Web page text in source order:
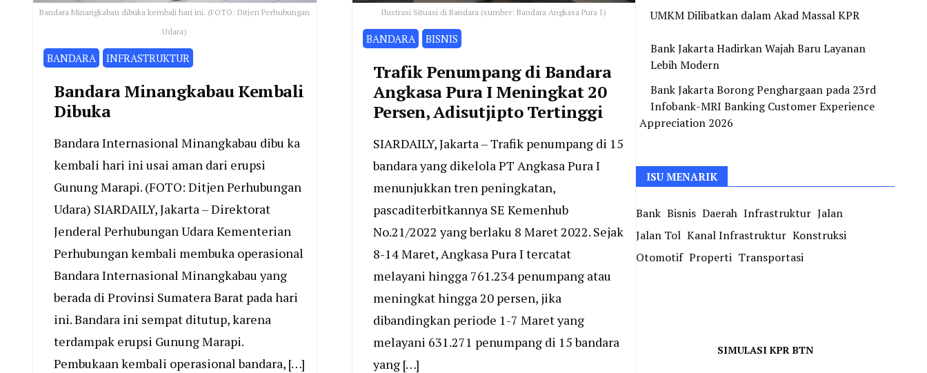
Bandara Minangkabau dibuka kembali hari ini. (FOTO: Ditjen Perhubungan
Udara)
BANDARA INFRASTRUKTUR
Bandara Minangkabau Kembali
Dibuka
Bandara Internasional Minangkabau dibu ka
kembali hari ini usai aman dari erupsi
Gunung Marapi. (FOTO: Ditjen Perhubungan
Udara) SIARDAILY, Jakarta – Direktorat
Jenderal Perhubungan Udara Kementerian
Perhubungan kembali membuka operasional
Bandara Internasional Minangkabau yang
berada di Provinsi Sumatera Barat pada hari
ini. Bandara ini sempat ditutup, karena
terdampak erupsi Gunung Marapi.
Pembukaan kembali operasional bandara, […]
Ilustrasi Situasi di Bandara (sumber: Bandara Angkasa Pura I)
BANDARA BISNIS
Trafik Penumpang di Bandara
Angkasa Pura I Meningkat 20
Persen, Adisutjipto Tertinggi
SIARDAILY, Jakarta – Trafik penumpang di 15
bandara yang dikelola PT Angkasa Pura I
menunjukkan tren peningkatan,
pascaditerbitkannya SE Kemenhub
No.21/2022 yang berlaku 8 Maret 2022. Sejak
8-14 Maret, Angkasa Pura I tercatat
melayani hingga 761.234 penumpang atau
meningkat hingga 20 persen, jika
dibandingkan periode 1-7 Maret yang
melayani 631.271 penumpang di 15 bandara
yang […]
UMKM Dilibatkan dalam Akad Massal KPR
Bank Jakarta Hadirkan Wajah Baru Layanan
Lebih Modern
Bank Jakarta Borong Penghargaan pada 23rd
Infobank-MRI Banking Customer Experience
Appreciation 2026
ISU MENARIK
Bank Bisnis Daerah Infrastruktur Jalan
Jalan Tol Kanal Infrastruktur Konstruksi
Otomotif Properti Transportasi
SIMULASI KPR BTN